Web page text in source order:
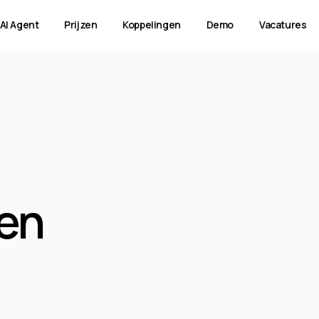
AI Agent Prijzen Koppelingen Demo Vacatures